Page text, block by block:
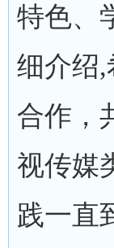
特色、
细介绍
合作，
视传媒
践一直